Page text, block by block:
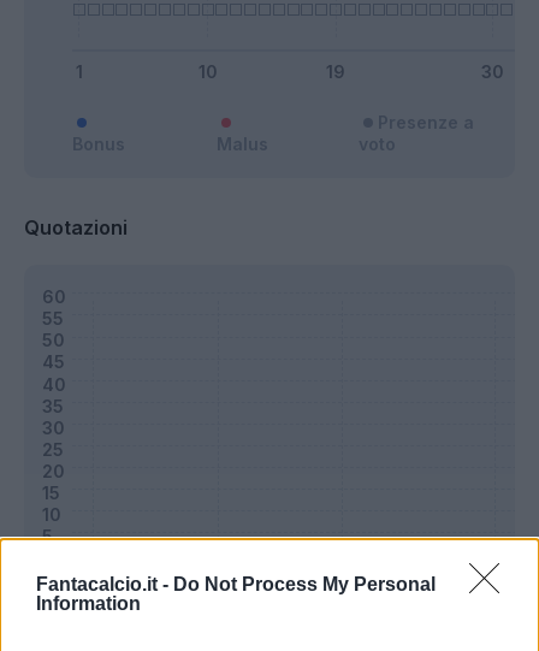
Fantacalcio.it - Do Not Process My Personal
Information
Quotazioni